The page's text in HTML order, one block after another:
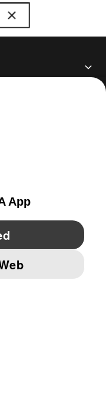
IMPRINT AND LEGAL DATA